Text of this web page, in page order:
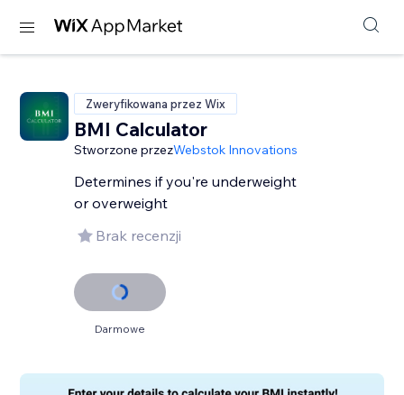
Zweryfikowana przez Wix
BMI Calculator
Stworzone przezWebstok Innovations
Determines if you're underweight
or overweight
Brak recenzji
Darmowe